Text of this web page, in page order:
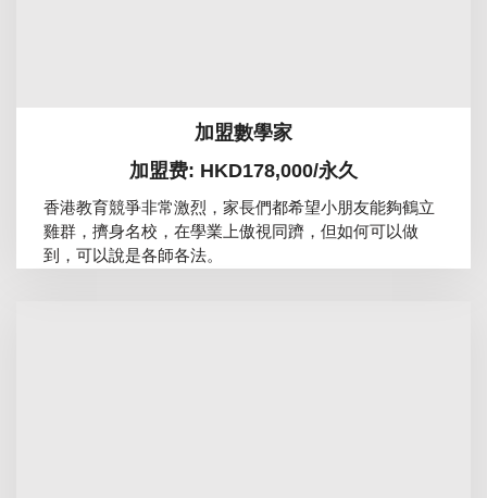
加盟數學家
加盟费: HKD178,000/永久
香港教育競爭非常激烈，家長們都希望小朋友能夠鶴立
雞群，擠身名校，在學業上傲視同躋，但如何可以做
到，可以說是各師各法。